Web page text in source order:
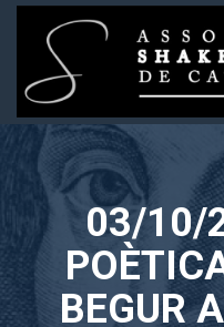
Skip
Associació Shakespeare de
03/10/
BEGUR